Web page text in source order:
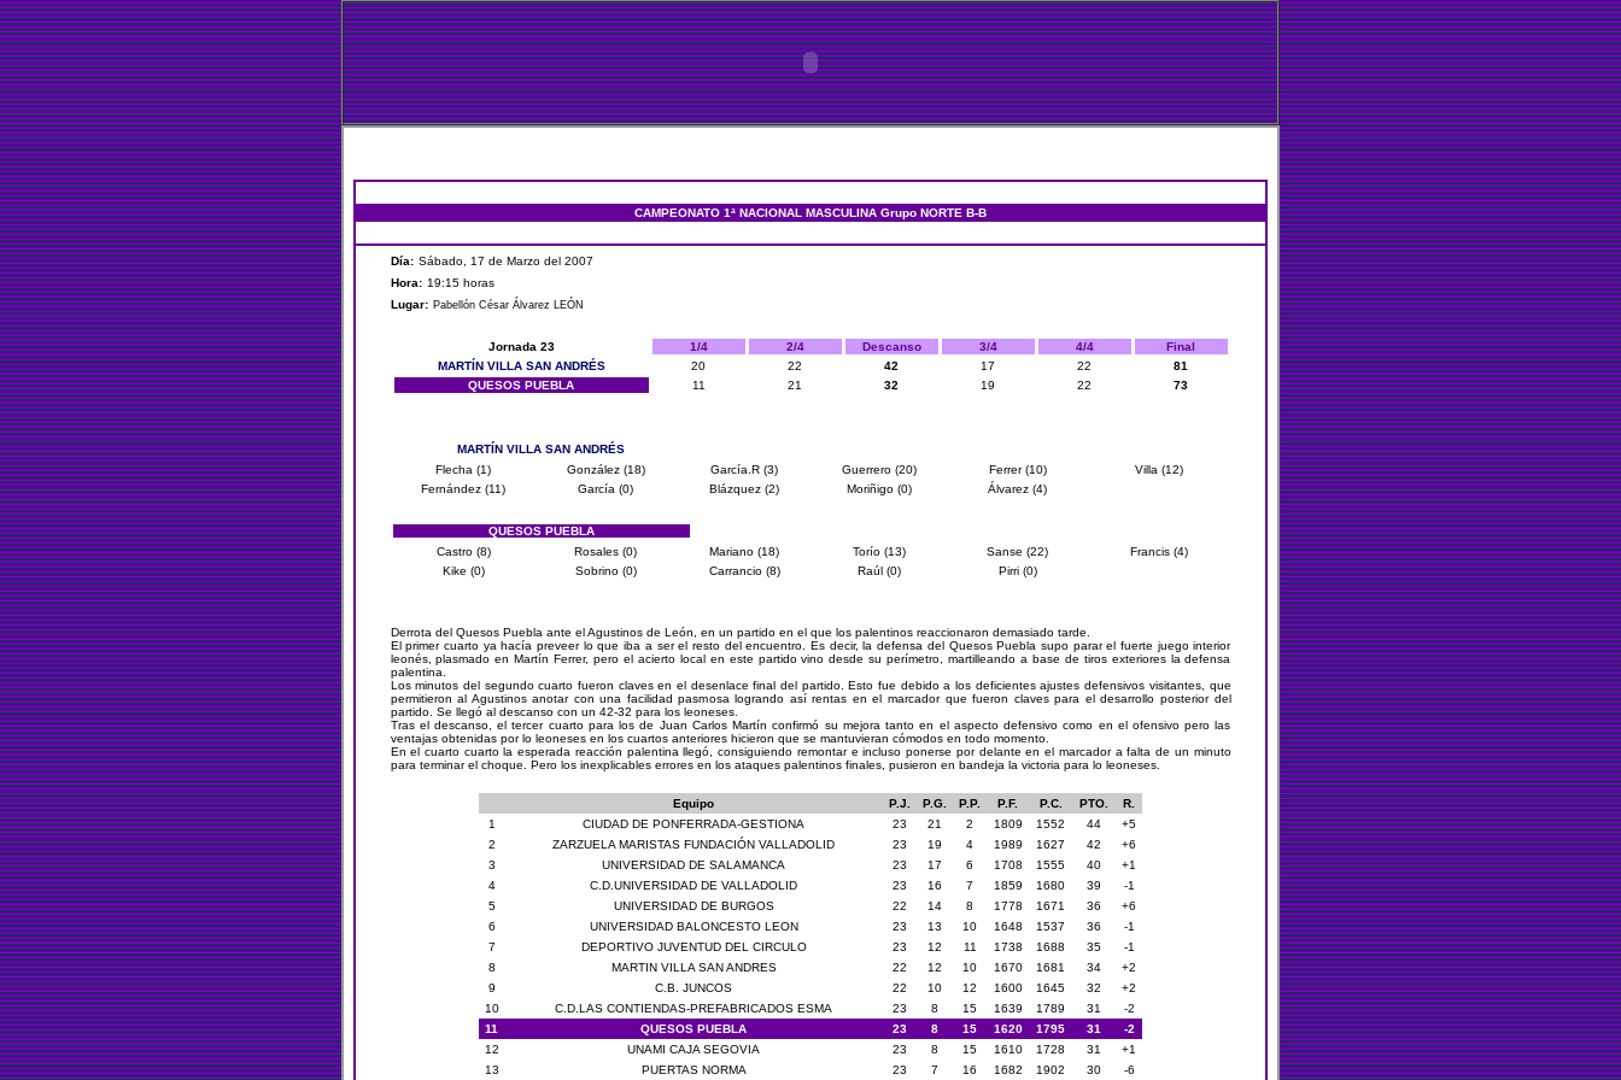
CAMPEONATO 1ª NACIONAL MASCULINA Grupo NORTE B-B
Día: Sábado, 17 de Marzo del 2007
Hora: 19:15 horas
Lugar: Pabellón César Álvarez LEÓN
Jornada 23 1/4 2/4 Descanso 3/4 4/4
Final
MARTÍN VILLA SAN ANDRÉS
20 22 42 17 22
81
QUESOS PUEBLA
11 21 32 19 22 73
MARTÍN VILLA SAN ANDRÉS
Flecha (1)
González (18) García.R (3) Guerrero (20) Ferrer (10)
Villa (12)
Fernández (11)
García (0) Blázquez (2) Moriñigo (0) Álvarez (4)
QUESOS PUEBLA
Castro (8)
Rosales (0) Mariano (18) Torío (13) Sanse (22)
Francis (4)
Kike (0)
Sobrino (0) Carrancio (8) Raúl (0) Pirri (0)
Derrota del Quesos Puebla ante el Agustinos de León, en un partido en el que los palentinos reaccionaron demasiado tarde.
El primer cuarto ya hacía preveer lo que iba a ser el resto del encuentro. Es decir, la defensa del Quesos Puebla supo parar el fuerte juego interior
leonés, plasmado en Martín Ferrer, pero el acierto local en este partido vino desde su perímetro, martilleando a base de tiros exteriores la defensa
palentina.
Los minutos del segundo cuarto fueron claves en el desenlace final del partido. Esto fue debido a los deficientes ajustes defensivos visitantes, que
permitieron al Agustinos anotar con una facilidad pasmosa logrando así rentas en el marcador que fueron claves para el desarrollo posterior del
partido. Se llegó al descanso con un 42-32 para los leoneses.
Tras el descanso, el tercer cuarto para los de Juan Carlos Martín confirmó su mejora tanto en el aspecto defensivo como en el ofensivo pero las
ventajas obtenidas por lo leoneses en los cuartos anteriores hicieron que se mantuvieran cómodos en todo momento.
En el cuarto cuarto la esperada reacción palentina llegó, consiguiendo remontar e incluso ponerse por delante en el marcador a falta de un minuto
para terminar el choque. Pero los inexplicables errores en los ataques palentinos finales, pusieron en bandeja la victoria para lo leoneses.
Equipo P.J. P.G. P.P. P.F. P.C. PTO.
R.
1
CIUDAD DE PONFERRADA-GESTIONA 23 21 2 1809 1552 44
+5
2
ZARZUELA MARISTAS FUNDACIÓN VALLADOLID 23 19 4 1989 1627 42
+6
3
UNIVERSIDAD DE SALAMANCA 23 17 6 1708 1555 40
+1
4
C.D.UNIVERSIDAD DE VALLADOLID 23 16 7 1859 1680 39
-1
5
UNIVERSIDAD DE BURGOS 22 14 8 1778 1671 36
+6
6
UNIVERSIDAD BALONCESTO LEON 23 13 10 1648 1537 36
-1
7
DEPORTIVO JUVENTUD DEL CIRCULO 23 12 11 1738 1688 35
-1
8
MARTIN VILLA SAN ANDRES 22 12 10 1670 1681 34
+2
9
C.B. JUNCOS 22 10 12 1600 1645 32
+2
10
C.D.LAS CONTIENDAS-PREFABRICADOS ESMA 23 8 15 1639 1789 31
-2
11
QUESOS PUEBLA 23 8 15 1620 1795 31
-2
12
UNAMI CAJA SEGOVIA 23 8 15 1610 1728 31
+1
13
PUERTAS NORMA 23 7 16 1682 1902 30 -6